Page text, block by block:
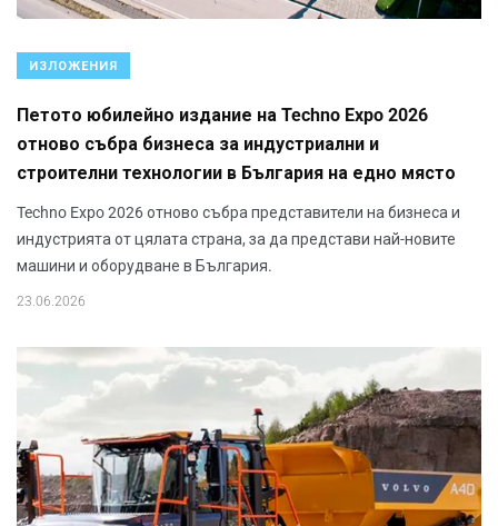
ИЗЛОЖЕНИЯ
Петото юбилейно издание на Techno Expo 2026
отново събра бизнеса за индустриални и
строителни технологии в България на едно място
Techno Expo 2026 отново събра представители на бизнеса и
индустрията от цялата страна, за да представи най-новите
машини и оборудване в България.
23.06.2026